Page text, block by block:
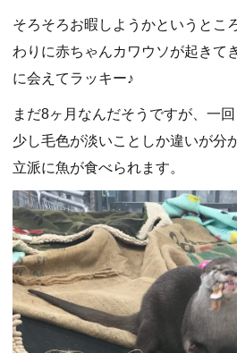
そろそろお暇しようかというとこ
わりに赤ちゃんカワウソが起きて
に会えてラッキー♪
まだ8ヶ月なんだそうですが、一
少し毛色が淡いことしか違いが分
立派に魚が食べられます。